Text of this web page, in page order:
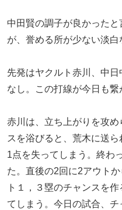
中田賢の調子が良かった
が、誉める所が少ない淡白
先発はヤクルト赤川、中
なし。この打線が今日も繋
赤川は、立ち上がりを攻
スを浴びると、荒木に送
1点を失ってしまう。終わ
た。直後の2回に2アウト
ト１，３塁のチャンスを
てしまう。今日の試合、